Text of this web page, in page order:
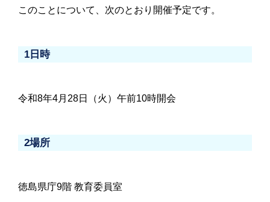
このことについて、次のとおり開催予定です。
1日時
令和8年4月28日（火）午前10時開会
2場所
徳島県庁9階 教育委員室